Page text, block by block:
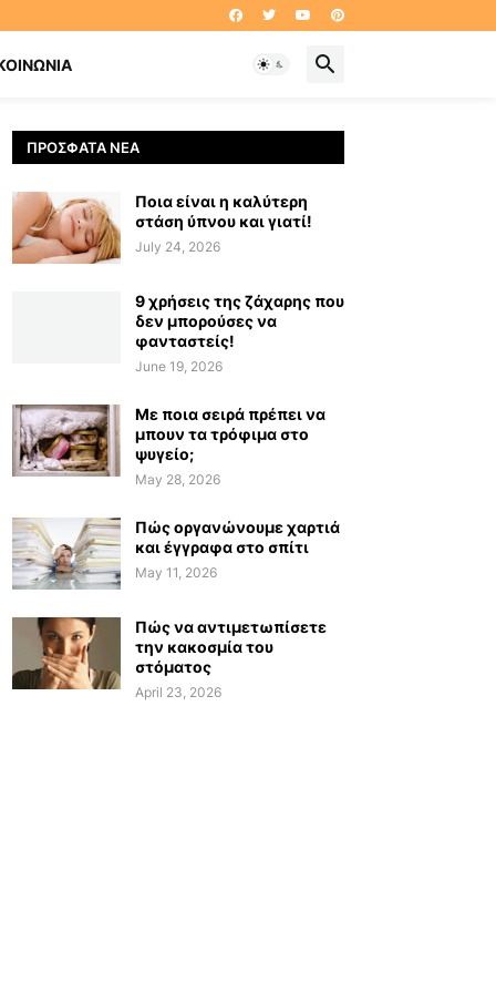
ΠΡΌΣΦΑΤΑ ΝΈΑ
Ποια είναι η καλύτερη
στάση ύπνου και γιατί!
July 24, 2026
9 χρήσεις της ζάχαρης που
δεν μπορούσες να
φανταστείς!
June 19, 2026
Με ποια σειρά πρέπει να
μπουν τα τρόφιμα στο
ψυγείο;
May 28, 2026
Πώς οργανώνουμε χαρτιά
και έγγραφα στο σπίτι
May 11, 2026
Πώς να αντιμετωπίσετε
την κακοσμία του
στόματος
April 23, 2026